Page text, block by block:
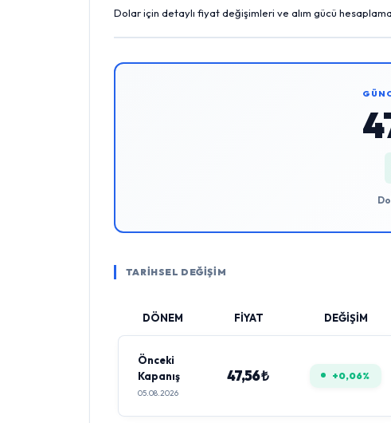
Dolar için detaylı fiyat değişimleri ve alım gücü
TARİHSEL DEĞİŞİM
DÖNEM FİYAT DEĞİŞİM
Önceki
Kapanış
05.08.2026
47,56 ₺ +0,06%